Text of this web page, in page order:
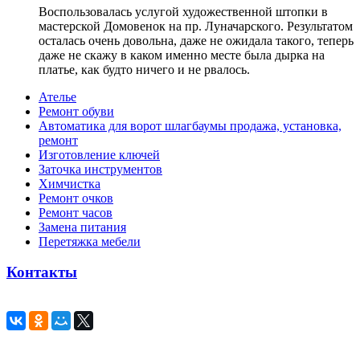
Воспользовалась услугой художественной штопки в
мастерской Домовенок на пр. Луначарского. Результатом
осталась очень довольна, даже не ожидала такого, теперь
даже не скажу в каком именно месте была дырка на
платье, как будто ничего и не рвалось.
Ателье
Ремонт обуви
Автоматика для ворот шлагбаумы продажа, установка,
ремонт
Изготовление ключей
Заточка инструментов
Химчистка
Ремонт очков
Ремонт часов
Замена питания
Перетяжка мебели
Контакты